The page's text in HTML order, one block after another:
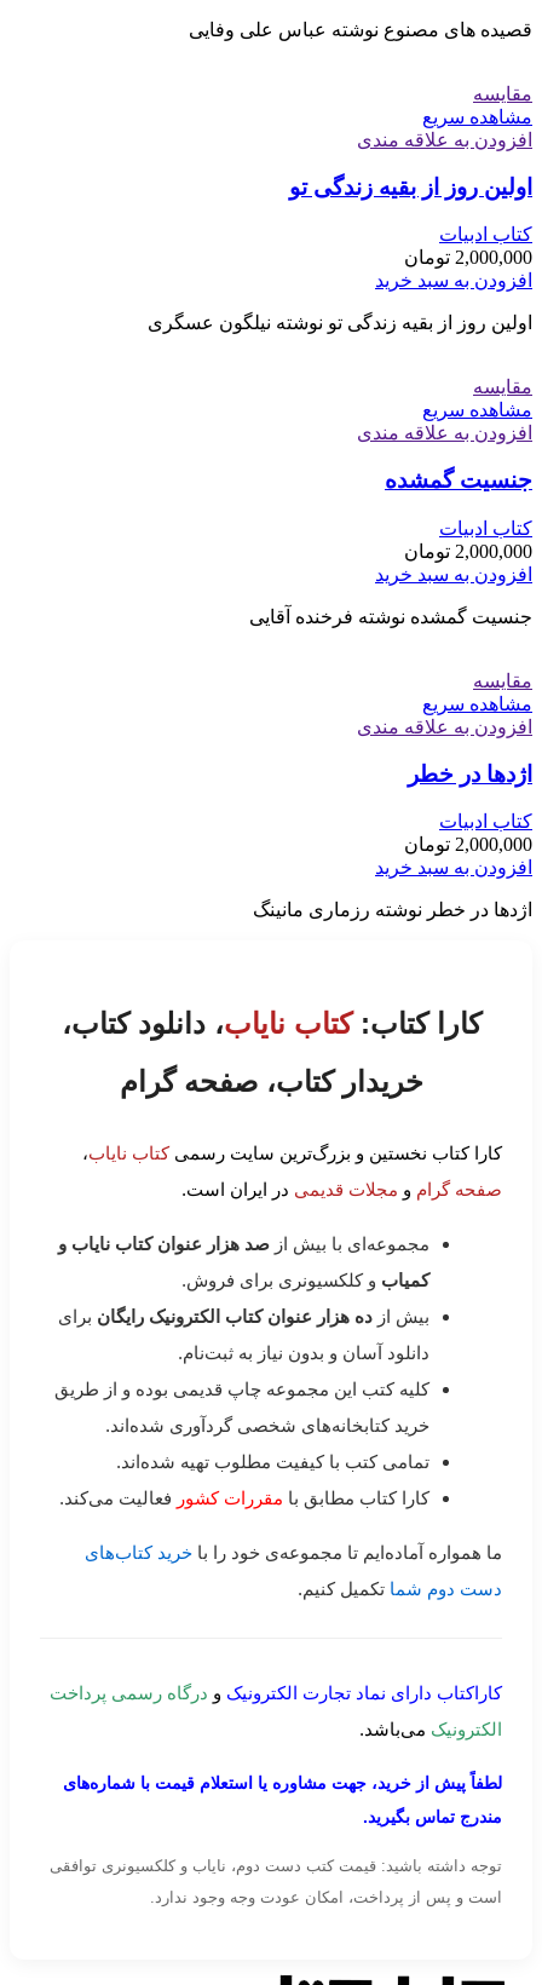
قصیده های مصنوع نوشته عباس علی وفایی
مقایسه
مشاهده سریع
افزودن به علاقه مندی
اولین روز از بقیه زندگی تو
کتاب ادبیات
2,000,000 تومان
افزودن به سبد خرید
اولین روز از بقیه زندگی تو نوشته نیلگون عسگری
مقایسه
مشاهده سریع
افزودن به علاقه مندی
جنسیت گمشده
کتاب ادبیات
2,000,000 تومان
افزودن به سبد خرید
جنسیت گمشده نوشته فرخنده آقایی
مقایسه
مشاهده سریع
افزودن به علاقه مندی
اژدها در خطر
کتاب ادبیات
2,000,000 تومان
افزودن به سبد خرید
اژدها در خطر نوشته رزماری مانینگ
کارا کتاب:کتاب نایاب، دانلود کتاب،
خریدار کتاب، صفحه گرام
کارا کتاب نخستین و بزرگ‌ترین سایت رسمیکتاب نایاب،
صفحه گرام و مجلات قدیمی در ایران است.
مجموعه‌ای با بیش از صد هزار عنوان کتاب نایاب و
کمیاب و کلکسیونری برای فروش.
بیش از ده هزار عنوان کتاب الکترونیک رایگان برای
دانلود آسان و بدون نیاز به ثبت‌نام.
کلیه کتب این مجموعه چاپ قدیمی بوده و از طریق
خرید کتابخانه‌های شخصی گردآوری شده‌اند.
تمامی کتب با کیفیت مطلوب تهیه شده‌اند.
کارا کتاب مطابق با مقررات کشور فعالیت می‌کند.
ما همواره آماده‌ایم تا مجموعه‌ی خود را با خرید کتاب‌های
دست دوم شما تکمیل کنیم.
کاراکتاب دارای نماد تجارت الکترونیک و درگاه رسمی پرداخت
الکترونیک می‌باشد.
لطفاً پیش از خرید، جهت مشاوره یا استعلام قیمت با شماره‌های
مندرج تماس بگیرید.
توجه داشته باشید: قیمت کتب دست دوم، نایاب و کلکسیونری توافقی
است و پس از پرداخت، امکان عودت وجه وجود ندارد.